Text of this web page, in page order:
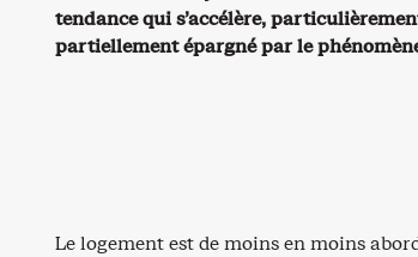
tendance qui s’accélère,
partiellement épargné par le
Le logement est de moins en moins